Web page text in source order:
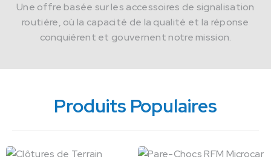
Une offre basée sur les accessoires de signalisation
routiére, où la capacité de la qualité et la réponse
conquiérent et gouvernent notre mission.
Produits Populaires